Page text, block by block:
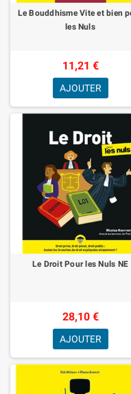
Le Bouddhisme Vite et bien
les Nuls
11,21 €
AJOUTER
Le Droit Pour les Nuls NE
28,10 €
AJOUTER